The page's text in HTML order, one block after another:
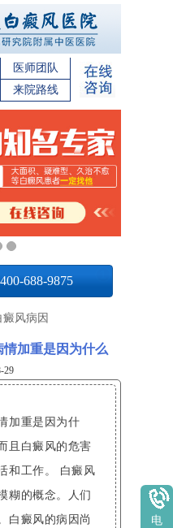
医师团队
来院路线
688-9875
癜风病因
加重是因为什么
29
加重是因为什
且白癜风的危害
和工作。 白癜风
糊的概念。人们
白癜风的病因尚
电